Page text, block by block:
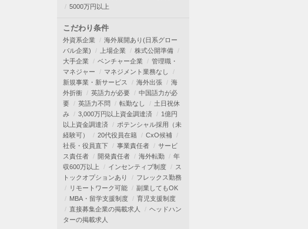
5000万円以上
こだわり条件
外資系企業
海外展開あり(日系グロー
バル企業)
上場企業
株式公開準備
大手企業
ベンチャー企業
管理職・
マネジャー
マネジメント業務なし
新規事業・新サービス
海外出張
海
外折衝
英語力が必要
中国語力が必
要
英語力不問 転勤なし
土日祝休
み
3,000万円以上資金調達済
1億円
以上資金調達済
ポテンシャル採用（未
経験可）
20代役員在籍
CxO候補
社長・役員直下
事業責任者
サービ
ス責任者
開発責任者 海外転勤
年
収600万以上
インセンティブ制度
ス
トックオプションあり
フレックス勤務
リモートワーク可能
副業してもOK
MBA・留学支援制度
育児支援制度
直接募集企業の掲載求人
ヘッドハン
ターの掲載求人